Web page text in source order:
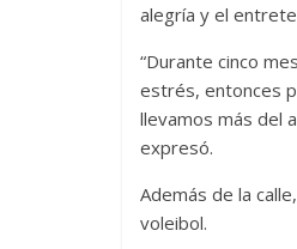
alegría y el
“Durante cinco
estrés, entonces
llevamos más del
expresó.
Además de la
voleibol.